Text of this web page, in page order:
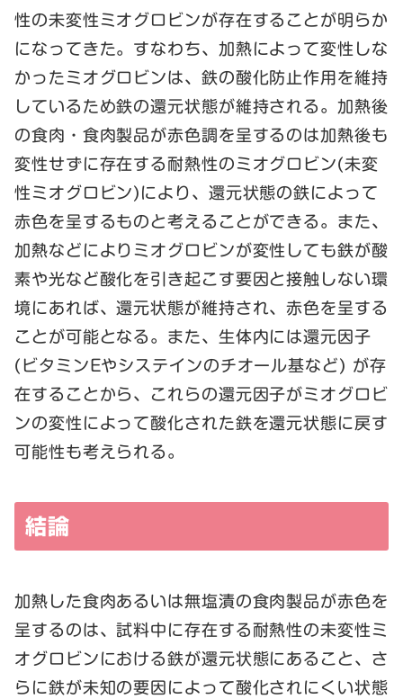
性の未変性ミオグロビンが存在することが明らか
になってきた。すなわち、加熱によって変性しな
かったミオグロビンは、鉄の酸化防止作用を維持
しているため鉄の還元状態が維持される。加熱後
の食肉・食肉製品が赤色調を呈するのは加熱後も
変性せずに存在する耐熱性のミオグロビン(未変
性ミオグロビン)により、還元状態の鉄によって
赤色を呈するものと考えることができる。また、
加熱などによりミオグロビンが変性しても鉄が酸
素や光など酸化を引き起こす要因と接触しない環
境にあれば、還元状態が維持され、赤色を呈する
ことが可能となる。また、生体内には還元因子
(ビタミンEやシステインのチオール基など) が存
在することから、これらの還元因子がミオグロビ
ンの変性によって酸化された鉄を還元状態に戻す
可能性も考えられる。
結論
加熱した食肉あるいは無塩漬の食肉製品が赤色を
呈するのは、試料中に存在する耐熱性の未変性ミ
オグロビンにおける鉄が還元状態にあること、さ
らに鉄が未知の要因によって酸化されにくい状態